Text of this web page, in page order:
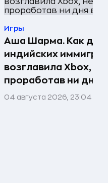
Игры
Аша Шарма. Как
индийских
возглавила Xbox, не
проработав ни дня
04 августа 2026, 23:04